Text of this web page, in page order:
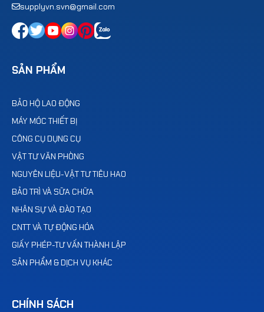
supplyvn.svn@gmail.com
SẢN PHẨM
BẢO HỘ LAO ĐỘNG
MÁY MÓC THIẾT BỊ
CÔNG CỤ DỤNG CỤ
VẬT TƯ VĂN PHÒNG
NGUYÊN LIỆU-VẬT TƯ TIÊU HAO
BẢO TRÌ VÀ SỮA CHỮA
NHÂN SỰ VÀ ĐÀO TẠO
CNTT VÀ TỰ ĐỘNG HÓA
GIẤY PHÉP-TƯ VẤN THÀNH LẬP
SẢN PHẨM & DỊCH VỤ KHÁC
CHÍNH SÁCH